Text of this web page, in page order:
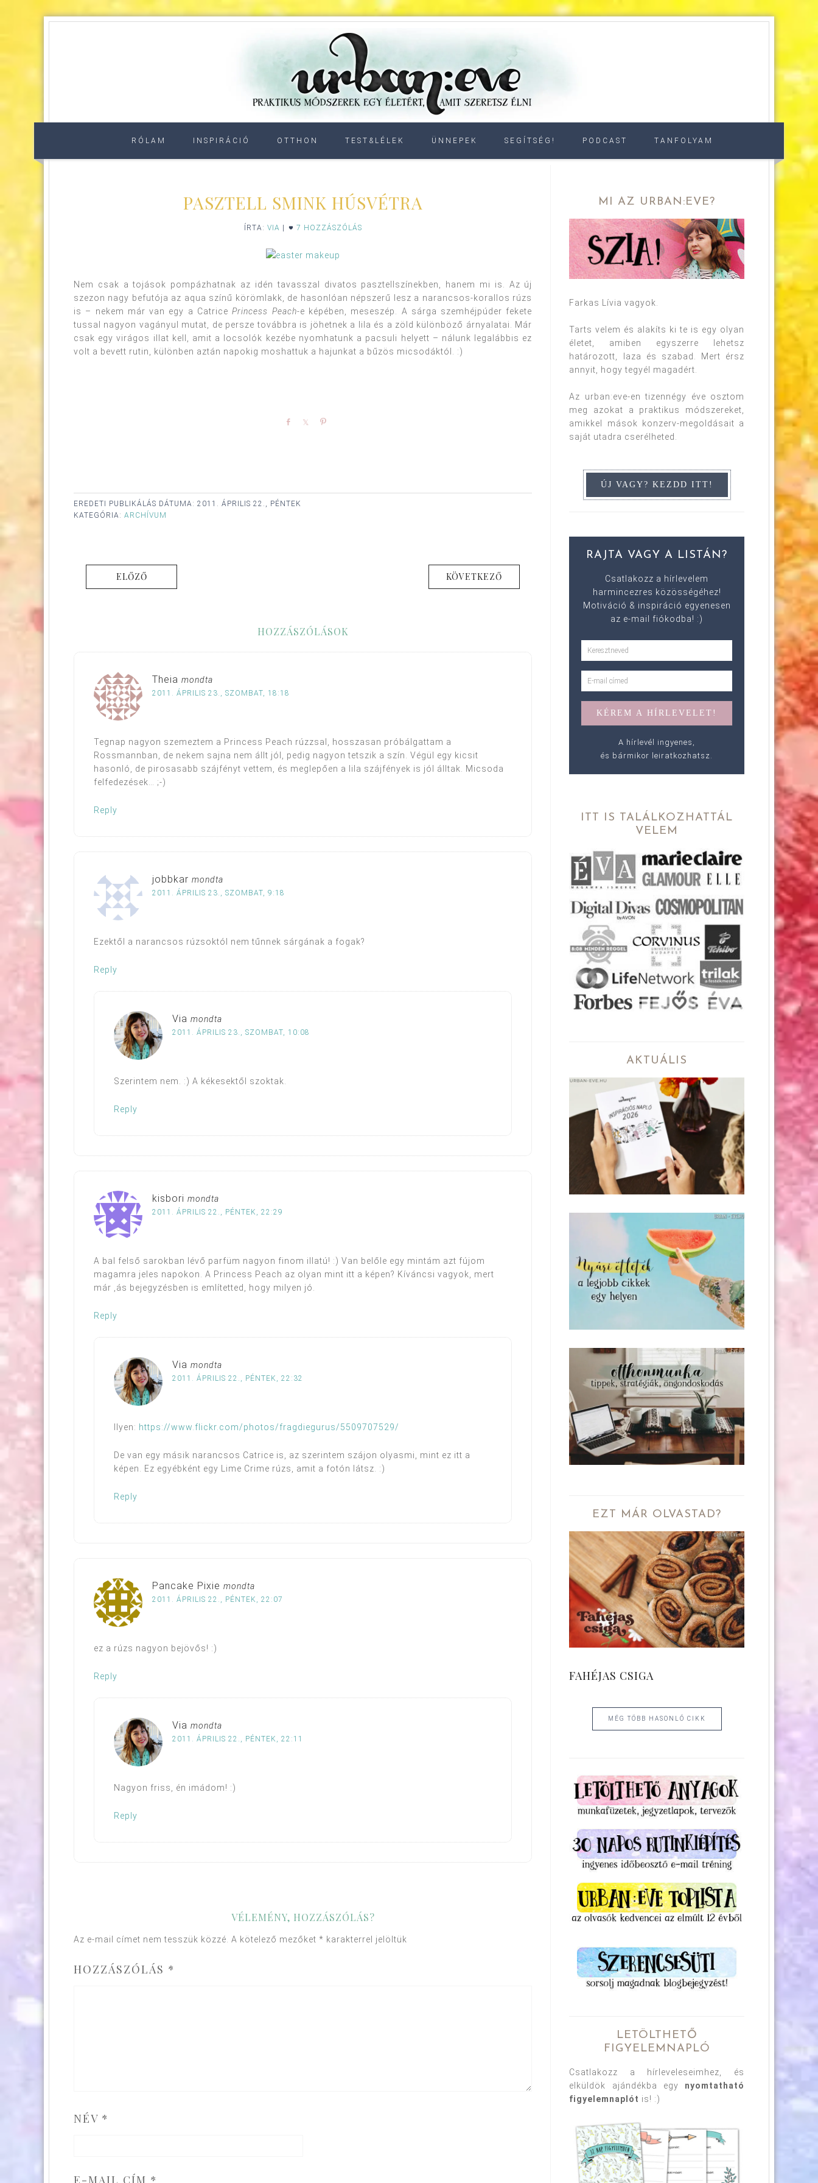
RÓLAM INSPIRÁCIÓ OTTHON TEST&LÉLEK ÜNNEPEK SEGÍTSÉG! PODCAST TANFOLYAM
PASZTELL SMINK HÚSVÉTRA
ÍRTA: VIA 7 HOZZÁSZÓLÁS
Nem csak a tojások pompázhatnak az idén tavasszal divatos pasztellszínekben, hanem mi is. Az új
szezon nagy befutója az aqua színű körömlakk, de hasonlóan népszerű lesz a narancsos-korallos rúzs
is – nekem már van egy a CatricePrincess Peach-e képében, meseszép. A sárga szemhéjpúder fekete
tussal nagyon vagányul mutat, de persze továbbra is jöhetnek a lila és a zöld különböző árnyalatai. Már
csak egy virágos illat kell, amit a locsolók kezébe nyomhatunk a pacsuli helyett – nálunk legalábbis ez
volt a bevett rutin, különben aztán napokig moshattuk a hajunkat a bűzös micsodáktól. :)
Share Share
EREDETI PUBLIKÁLÁS DÁTUMA: 2011. ÁPRILIS 22., PÉNTEK
KATEGÓRIA: ARCHÍVUM
ELŐZŐ KÖVETKEZŐ
HOZZÁSZÓLÁSOK
Theia mondta
2011. ÁPRILIS 23., SZOMBAT, 18:18
Tegnap nagyon szemeztem a Princess Peach rúzzsal, hosszasan próbálgattam a
Rossmannban, de nekem sajna nem állt jól, pedig nagyon tetszik a szín. Végül egy kicsit
hasonló, de pirosasabb szájfényt vettem, és meglepően a lila szájfények is jól álltak. Micsoda
felfedezések… ;-)
Reply
jobbkar mondta
2011. ÁPRILIS 23., SZOMBAT, 9:18
Ezektől a narancsos rúzsoktól nem tűnnek sárgának a fogak?
Reply
Via mondta
2011. ÁPRILIS 23., SZOMBAT, 10:08
Szerintem nem. :) A kékesektől szoktak.
Reply
kisbori mondta
2011. ÁPRILIS 22., PÉNTEK, 22:29
A bal felső sarokban lévő parfüm nagyon finom illatú! :) Van belőle egy mintám azt fújom
magamra jeles napokon. A Princess Peach az olyan mint itt a képen? Kíváncsi vagyok, mert
már ,ás bejegyzésben is említetted, hogy milyen jó.
Reply
Via mondta
2011. ÁPRILIS 22., PÉNTEK, 22:32
Ilyen: https://www.flickr.com/photos/fragdiegurus/5509707529/
De van egy másik narancsos Catrice is, az szerintem szájon olyasmi, mint ez itt a
képen. Ez egyébként egy Lime Crime rúzs, amit a fotón látsz. :)
Reply
Pancake Pixie mondta
2011. ÁPRILIS 22., PÉNTEK, 22:07
ez a rúzs nagyon bejövős! :)
Reply
Via mondta
2011. ÁPRILIS 22., PÉNTEK, 22:11
Nagyon friss, én imádom! :)
Reply
VÉLEMÉNY, HOZZÁSZÓLÁS?
Az e-mail címet nem tesszük közzé. A kötelező mezőket * karakterrel jelöltük
HOZZÁSZÓLÁS *
NÉV *
E-MAIL CÍM *
MI AZ URBAN:EVE?
Farkas Lívia vagyok.
Tarts velem és alakíts ki te is egy olyan
életet, amiben egyszerre lehetsz
határozott, laza és szabad. Mert érsz
annyit, hogy tegyél magadért.
Az urban:eve-en tizennégy éve osztom
meg azokat a praktikus módszereket,
amikkel mások konzerv-megoldásait a
saját utadra cserélheted.
RAJTA VAGY A LISTÁN?
Csatlakozz a hírlevelem
harmincezres közösségéhez!
Motiváció & inspiráció egyenesen
az e-mail fiókodba! :)
A hírlevél ingyenes,
és bármikor leiratkozhatsz.
ITT IS TALÁLKOZHATTÁL
VELEM
AKTUÁLIS
EZT MÁR OLVASTAD?
FAHÉJAS CSIGA
MÉG TÖBB HASONLÓ CIKK
LETÖLTHETŐ
FIGYELEMNAPLÓ
Csatlakozz a hírleveleseimhez, és
elküldök ajándékba egy nyomtatható
figyelemnaplót is! :)